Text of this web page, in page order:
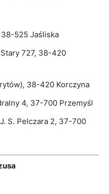
38-525 Jaśliska
727, 38-420
38-420 Korczyna
4, 37-700 Przemyśl
S. Pelczara 2, 37-700